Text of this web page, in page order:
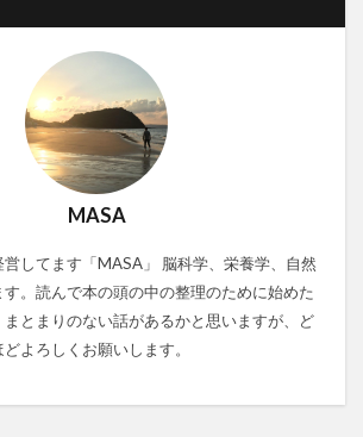
MASA
営してます「MASA」 脳科学、栄養学、自然
。読んで本の頭の中の整理のために始めた
とまりのない話があるかと思いますが、ど
よろしくお願いします。